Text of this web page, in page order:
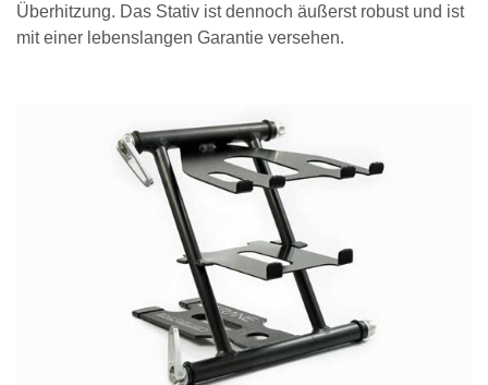
Überhitzung. Das Stativ ist dennoch äußerst robust und ist
mit einer lebenslangen Garantie versehen.